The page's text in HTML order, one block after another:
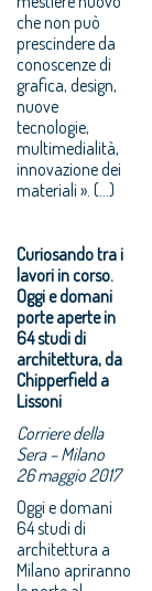
che non può
prescindere da
conoscenze di
grafica, design,
nuove
tecnologie,
multimedialità,
innovazione dei
materiali ». (...)
Curiosando tra i
lavori in corso.
Oggi e domani
porte aperte in
64 studi di
architettura, da
Chipperfield a
Lissoni
Corriere della
Sera – Milano
26 maggio 2017
Oggi e domani
64 studi di
architettura a
Milano apriranno